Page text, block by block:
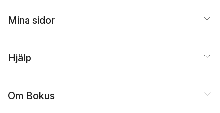
Mina sidor
Hjälp
Om Bokus